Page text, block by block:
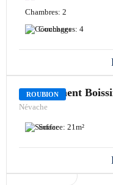
Chambres: 2
Couchages: 4
ROUBION
Appartement
Névache
Surface: 21m²
LOCATION